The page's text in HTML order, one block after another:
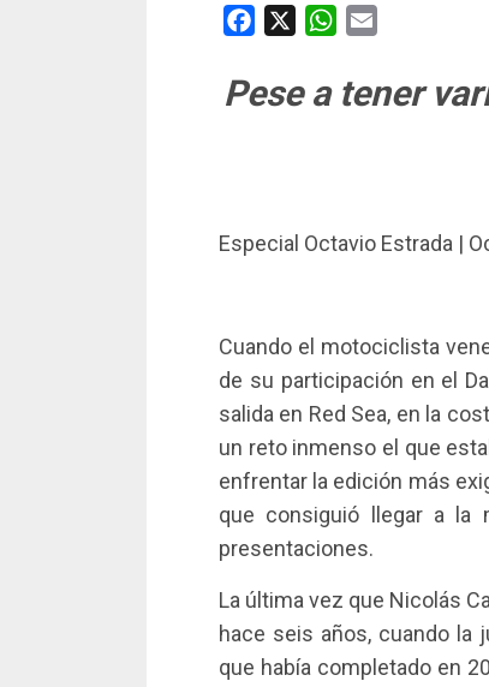
Facebook WhatsApp
Pese a tener
Especial Octavio Estrada |
Cuando el motociclista
de su participación en el
salida en Red Sea, en la
un reto inmenso el que
enfrentar la edición más
que consiguió llegar a la
presentaciones.
La última vez que Nicolás
hace seis años, cuando la
que había completado en